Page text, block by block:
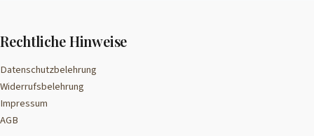
Rechtliche Hinweise
Datenschutzbelehrung
Widerrufsbelehrung
Impressum
AGB